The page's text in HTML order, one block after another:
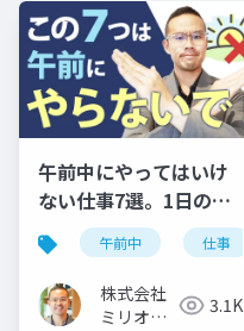
午前中にやってはいけ
ない仕事7選。1日のモ
デルスケジュールも公
開
午前中 仕事
株式会社
ミリオン
3.1K